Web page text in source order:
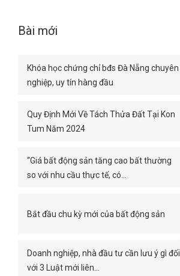
Bài mới
Khóa học chứng chỉ bđs Đà Nẵng chuyên
nghiệp, uy tín hàng đầu
Quy Định Mới Về Tách Thửa Đất Tại Kon
Tum Năm 2024
“Giá bất động sản tăng cao bất thường
so với nhu cầu thực tế, có…
Bắt đầu chu kỳ mới của bất động sản
Doanh nghiệp, nhà đầu tư cần lưu ý gì đối
với 3 Luật mới liên…